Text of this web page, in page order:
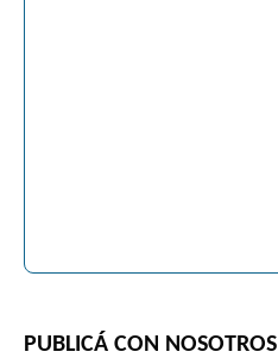
PUBLICÁ CON NOSOTROS